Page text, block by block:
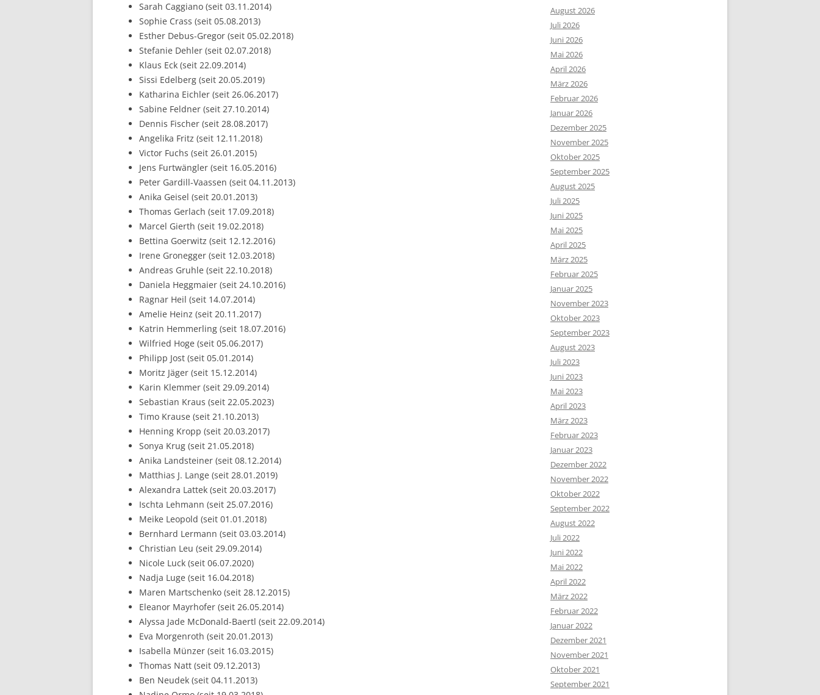
Sarah Caggiano (seit 03.11.2014)
Sophie Crass (seit 05.08.2013)
Esther Debus-Gregor (seit 05.02.2018)
Stefanie Dehler (seit 02.07.2018)
Klaus Eck (seit 22.09.2014)
Sissi Edelberg (seit 20.05.2019)
Katharina Eichler (seit 26.06.2017)
Sabine Feldner (seit 27.10.2014)
Dennis Fischer (seit 28.08.2017)
Angelika Fritz (seit 12.11.2018)
Victor Fuchs (seit 26.01.2015)
Jens Furtwängler (seit 16.05.2016)
Peter Gardill-Vaassen (seit 04.11.2013)
Anika Geisel (seit 20.01.2013)
Thomas Gerlach (seit 17.09.2018)
Marcel Gierth (seit 19.02.2018)
Bettina Goerwitz (seit 12.12.2016)
Irene Gronegger (seit 12.03.2018)
Andreas Gruhle (seit 22.10.2018)
Daniela Heggmaier (seit 24.10.2016)
Ragnar Heil (seit 14.07.2014)
Amelie Heinz (seit 20.11.2017)
Katrin Hemmerling (seit 18.07.2016)
Wilfried Hoge (seit 05.06.2017)
Philipp Jost (seit 05.01.2014)
Moritz Jäger (seit 15.12.2014)
Karin Klemmer (seit 29.09.2014)
Sebastian Kraus (seit 22.05.2023)
Timo Krause (seit 21.10.2013)
Henning Kropp (seit 20.03.2017)
Sonya Krug (seit 21.05.2018)
Anika Landsteiner (seit 08.12.2014)
Matthias J. Lange (seit 28.01.2019)
Alexandra Lattek (seit 20.03.2017)
Ischta Lehmann (seit 25.07.2016)
Meike Leopold (seit 01.01.2018)
Bernhard Lermann (seit 03.03.2014)
Christian Leu (seit 29.09.2014)
Nicole Luck (seit 06.07.2020)
Nadja Luge (seit 16.04.2018)
Maren Martschenko (seit 28.12.2015)
Eleanor Mayrhofer (seit 26.05.2014)
Alyssa Jade McDonald-Baertl (seit 22.09.2014)
Eva Morgenroth (seit 20.01.2013)
Isabella Münzer (seit 16.03.2015)
Thomas Natt (seit 09.12.2013)
Ben Neudek (seit 04.11.2013)
August 2026
Juli 2026
Juni 2026
Mai 2026
April 2026
März 2026
Februar 2026
Januar 2026
Dezember 2025
November 2025
Oktober 2025
September 2025
August 2025
Juli 2025
Juni 2025
Mai 2025
April 2025
März 2025
Februar 2025
Januar 2025
November 2023
Oktober 2023
September 2023
August 2023
Juli 2023
Juni 2023
Mai 2023
April 2023
März 2023
Februar 2023
Januar 2023
Dezember 2022
November 2022
Oktober 2022
September 2022
August 2022
Juli 2022
Juni 2022
Mai 2022
April 2022
März 2022
Februar 2022
Januar 2022
Dezember 2021
November 2021
Oktober 2021
September 2021